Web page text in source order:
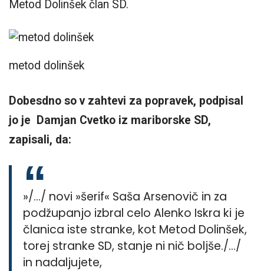
Metod Dolinšek član SD.
metod dolinšek
Dobesdno so v zahtevi za popravek, podpisal
jo je Damjan Cvetko iz mariborske SD,
zapisali, da:
»/…/ novi »šerif« Saša Arsenovič in za
podžupanjo izbral celo Alenko Iskra ki je
članica iste stranke, kot Metod Dolinšek,
torej stranke SD, stanje ni nič boljše./…/
in nadaljujete,